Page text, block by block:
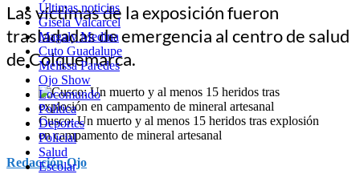
Últimas noticias
Gisela Valcarcel
Magaly Medina
Cuto Guadalupe
Melissa Paredes
Ojo Show
Locomundo
Política
Deportes
Policial
Salud
Escolar
Las víctimas de la exposición fueron
trasladadas de emergencia al centro de salud
de Colquemarca.
Cusco: Un muerto y al menos 15 heridos tras explosión
en campamento de mineral artesanal
Redacción Ojo